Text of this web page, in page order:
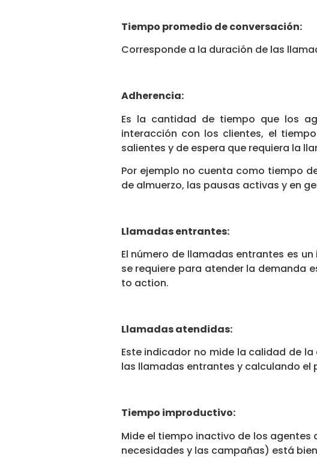
Tiempo promedio de conversación:
Corresponde a la duración de las
Adherencia:
Es la cantidad de tiempo que los
interacción con los clientes, el
salientes y de espera que requiera la
Por ejemplo no cuenta como tiempo
de almuerzo, las pausas activas y en
Llamadas entrantes:
El número de llamadas entrantes es
se requiere para atender la demanda
to action.
Llamadas atendidas:
Este indicador no mide la calidad de
las llamadas entrantes y calculando
Tiempo improductivo:
Mide el tiempo inactivo de los agentes
necesidades y las campañas) está